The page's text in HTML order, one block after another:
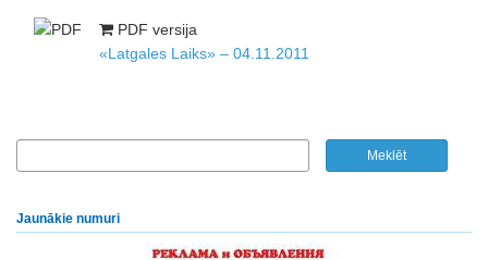
PDF versija
«Latgales Laiks» – 04.11.2011
Jaunākie numuri